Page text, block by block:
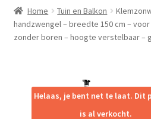
Vrije tijd
Home Tuin en Balkon
handzwengel – breedte 150 cm –
zonder boren – hoogte verstelbaar –
Helaas, je bent net te laat. Dit
is al verkocht.